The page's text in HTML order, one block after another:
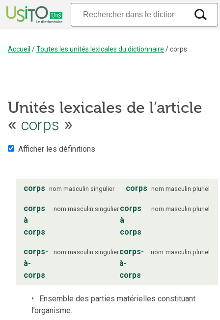
Accueil /Toutes les unités lexicales du dictionnaire /corps
Unités lexicales de l’article
« corps »
Afficher les définitions
corps nom masculin singulier corps nom masculin pluriel
corps
à
corps
nom masculin singulier corps
à
corps
nom masculin pluriel
corps-
à-
corps
nom masculin singuliercorps-
à-
corps
nom masculin pluriel
Ensemble des parties matérielles constituant
l’organisme.